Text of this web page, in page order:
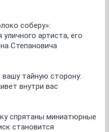
соберу»:
артиста, его
Степановича
тайную сторону:
внутри вас
спрятаны миниатюрные
становится